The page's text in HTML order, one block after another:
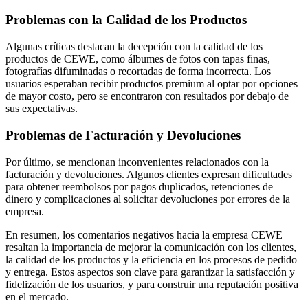
Problemas con la Calidad de los Productos
Algunas críticas destacan la decepción con la calidad de los
productos de CEWE, como álbumes de fotos con tapas finas,
fotografías difuminadas o recortadas de forma incorrecta. Los
usuarios esperaban recibir productos premium al optar por opciones
de mayor costo, pero se encontraron con resultados por debajo de
sus expectativas.
Problemas de Facturación y Devoluciones
Por último, se mencionan inconvenientes relacionados con la
facturación y devoluciones. Algunos clientes expresan dificultades
para obtener reembolsos por pagos duplicados, retenciones de
dinero y complicaciones al solicitar devoluciones por errores de la
empresa.
En resumen, los comentarios negativos hacia la empresa CEWE
resaltan la importancia de mejorar la comunicación con los clientes,
la calidad de los productos y la eficiencia en los procesos de pedido
y entrega. Estos aspectos son clave para garantizar la satisfacción y
fidelización de los usuarios, y para construir una reputación positiva
en el mercado.